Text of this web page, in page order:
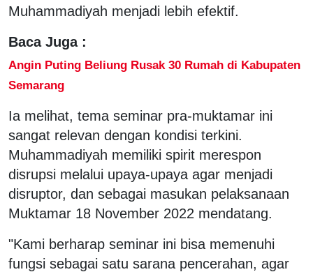
Muhammadiyah menjadi lebih efektif.
Baca Juga :
Angin Puting Beliung Rusak 30 Rumah di Kabupaten
Semarang
Ia melihat, tema seminar pra-muktamar ini
sangat relevan dengan kondisi terkini.
Muhammadiyah memiliki spirit merespon
disrupsi melalui upaya-upaya agar menjadi
disruptor, dan sebagai masukan pelaksanaan
Muktamar 18 November 2022 mendatang.
"Kami berharap seminar ini bisa memenuhi
fungsi sebagai satu sarana pencerahan, agar